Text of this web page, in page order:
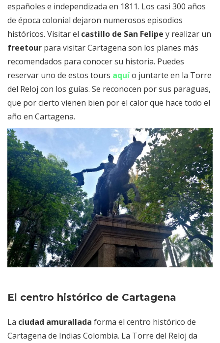
españoles e independizada en 1811. Los casi 300 años
de época colonial dejaron numerosos episodios
históricos. Visitar el castillo de San Felipe y realizar un
freetour para visitar Cartagena son los planes más
recomendados para conocer su historia. Puedes
reservar uno de estos tours aquío juntarte en la Torre
del Reloj con los guías. Se reconocen por sus paraguas,
que por cierto vienen bien por el calor que hace todo el
año en Cartagena.
El centro histórico de Cartagena
La ciudad amurallada forma el centro histórico de
Cartagena de Indias Colombia. La Torre del Reloj da